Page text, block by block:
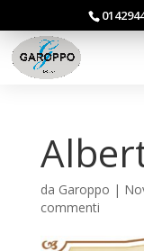
da Garoppo |
commenti